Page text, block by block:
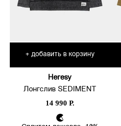
+ добавить в корзину
Heresy
Лонгслив SEDIMENT
14 990 Р.